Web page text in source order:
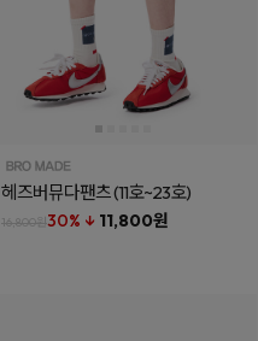
헤즈버뮤다팬츠(11호~23호)
16,800원30% ↓ 11,800원